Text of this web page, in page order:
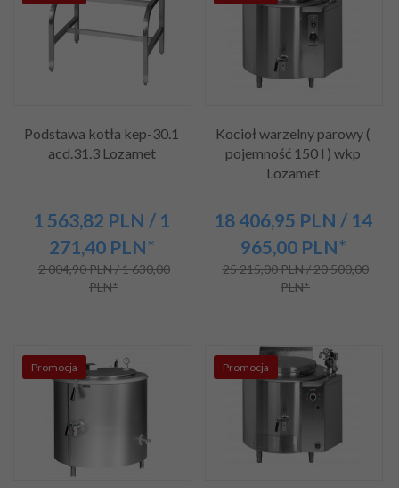
Podstawa kotła kep-30.1
acd.31.3 Lozamet
1 563,82 PLN / 1
271,40 PLN*
2 004,90 PLN / 1 630,00
PLN*
Kocioł warzelny parowy (
pojemność 150 l ) wkp
Lozamet
18 406,95 PLN / 14
965,00 PLN*
25 215,00 PLN / 20 500,00
PLN*
Promocja Promocja